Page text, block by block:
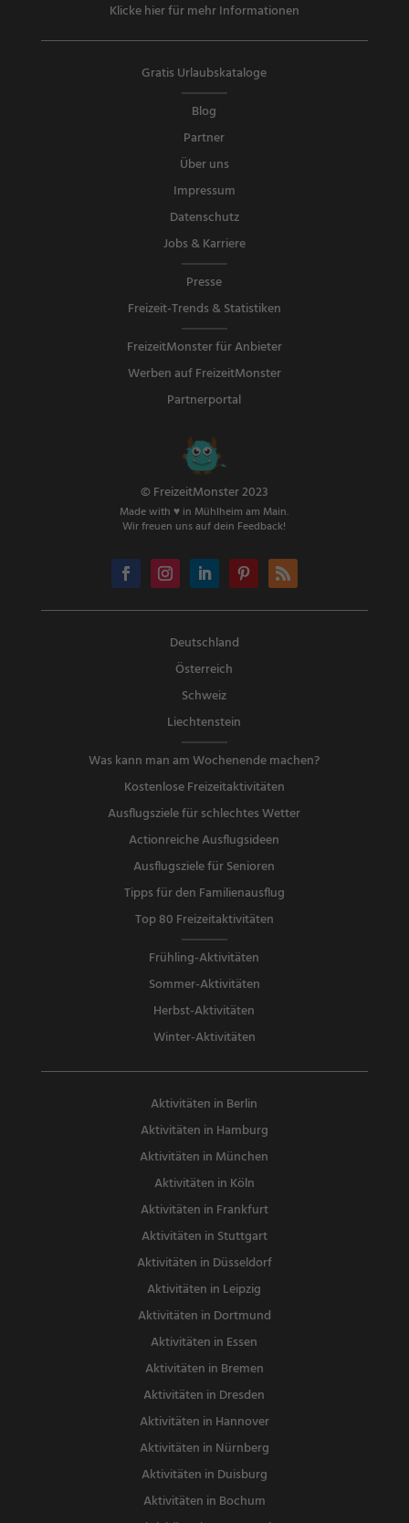
Klicke hier für mehr Informationen
Gratis Urlaubskataloge
Blog
Partner
Über uns
Impressum
Datenschutz
Jobs & Karriere
Presse
Freizeit-Trends & Statistiken
FreizeitMonster für Anbieter
Werben auf FreizeitMonster
Partnerportal
© FreizeitMonster 2023
Made with ♥ in Mühlheim am Main.
Wir freuen uns auf dein Feedback!
Deutschland
Österreich
Schweiz
Liechtenstein
Was kann man am Wochenende machen?
Kostenlose Freizeitaktivitäten
Ausflugsziele für schlechtes Wetter
Actionreiche Ausflugsideen
Ausflugsziele für Senioren
Tipps für den Familienausflug
Top 80 Freizeitaktivitäten
Frühling-Aktivitäten
Sommer-Aktivitäten
Herbst-Aktivitäten
Winter-Aktivitäten
Aktivitäten in Berlin
Aktivitäten in Hamburg
Aktivitäten in München
Aktivitäten in Köln
Aktivitäten in Frankfurt
Aktivitäten in Stuttgart
Aktivitäten in Düsseldorf
Aktivitäten in Leipzig
Aktivitäten in Dortmund
Aktivitäten in Essen
Aktivitäten in Bremen
Aktivitäten in Dresden
Aktivitäten in Hannover
Aktivitäten in Nürnberg
Aktivitäten in Duisburg
Aktivitäten in Bochum